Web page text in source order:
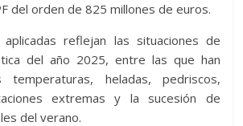
del orden de 825 millones de euros.
aplicadas reflejan las situaciones de
del año 2025, entre las que han
temperaturas, heladas, pedriscos,
extremas y la sucesión de
del verano.